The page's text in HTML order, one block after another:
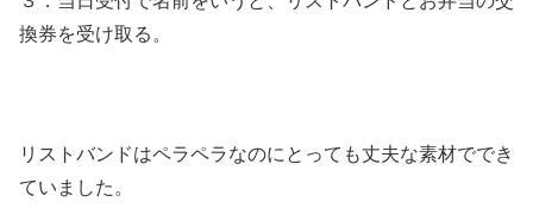
換券を受け取る。
リストバンドはペラペラなのにとっても丈夫な素材ででき
ていました。